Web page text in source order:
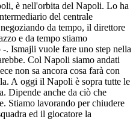
è nell'orbita del Napoli. Lo ha
del centrale
da tempo, il direttore
e da tempo stiamo
. Ismajli vuole fare uno step nella
Col Napoli siamo andati
non sa ancora cosa farà con
A oggi il Napoli è sopra tutte le
Dipende anche da ciò che
Stiamo lavorando per chiudere
ed il giocatore la